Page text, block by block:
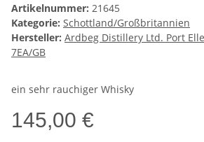
Artikelnummer: 21645
Kategorie: Schottland/Großbritannien
Hersteller: Ardbeg Distillery Ltd. Port
7EA/GB
ein sehr rauchiger Whisky
145,00 €